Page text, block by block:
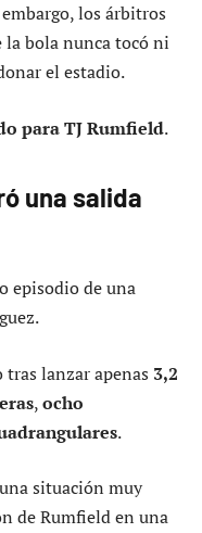
los árbitros
bola nunca tocó ni
el estadio.
para TJ Rumfield.
una salida
episodio de una
lanzar apenas 3,2
,ocho
.
situación muy
de Rumfield en una